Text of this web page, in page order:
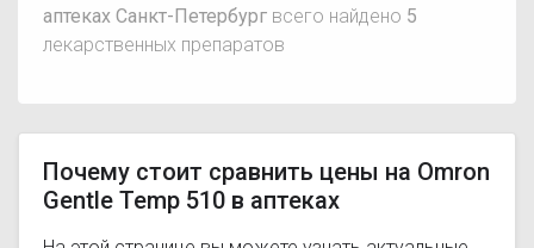
аптеках Санкт-Петербург всего найдено 5
лекарственных препаратов
Почему стоит сравнить цены на Omron
Gentle Temp 510 в аптеках